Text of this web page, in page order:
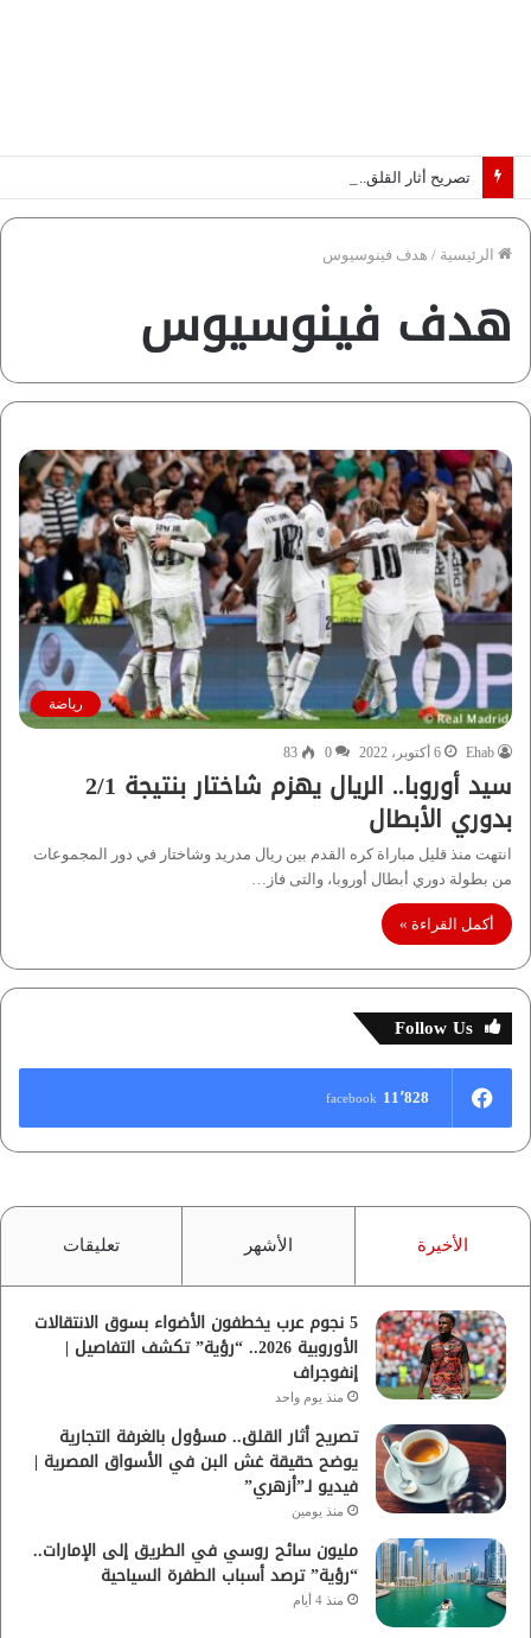
الرئيسية / هدف فينوسيوس
هدف فينوسيوس
رياضة
Ehab 6 أكتوبر، 2022 0
83
سيد أوروبا.. الريال يهزم شاختار بنتيجة 2/1
بدوري الأبطال
انتهت منذ قليل مباراة كره القدم بين ريال مدريد وشاختار في دور المجموعات
من بطولة دوري أبطال أوروبا، والتى فاز…
أكمل القراءة »
Follow Us
11٬828 facebook
الأخيرة الأشهر تعليقات
5 نجوم عرب يخطفون الأضواء بسوق الانتقالات
الأوروبية 2026.. “رؤية” تكشف التفاصيل |
إنفوجراف
منذ يوم واحد
تصريح أثار القلق.. مسؤول بالغرفة التجارية
يوضح حقيقة غش البن في الأسواق المصرية |
فيديو لـ”أزهري”
منذ يومين
مليون سائح روسي في الطريق إلى الإمارات..
“رؤية” ترصد أسباب الطفرة السياحية
منذ 4 أيام